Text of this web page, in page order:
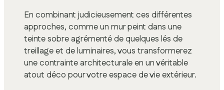
En combinant judicieusement ces différentes
approches, comme un mur peint dans une
teinte sobre agrémenté de quelques lés de
treillage et de luminaires, vous transformerez
une contrainte architecturale en un véritable
atout déco pour votre espace de vie extérieur.